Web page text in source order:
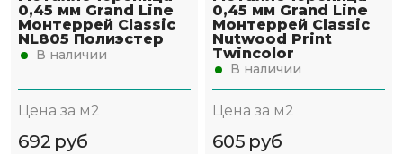
0,45 мм Grand Line
Монтеррей Classic
NL805 Полиэстер
В наличии
Цена за м2
692 руб
0,45 мм Grand Line
Монтеррей Classic
Nutwood Print
Twincolor
В наличии
Цена за м2
605 руб